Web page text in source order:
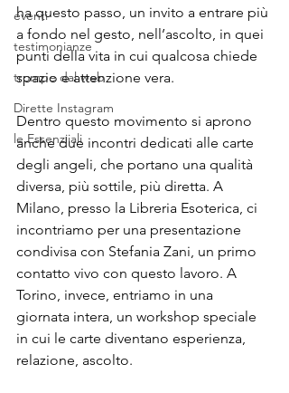
eventi
testimonianze
trompe dal web
Dirette Instagram
le Essenziiali
ha questo passo, un invito a entrare più
a fondo nel gesto, nell’ascolto, in quei
punti della vita in cui qualcosa chiede
spazio e attenzione vera.
Dentro questo movimento si aprono
anche due incontri dedicati alle carte
degli angeli, che portano una qualità
diversa, più sottile, più diretta. A
Milano, presso la Libreria Esoterica, ci
incontriamo per una presentazione
condivisa con Stefania Zani, un primo
contatto vivo con questo lavoro. A
Torino, invece, entriamo in una
giornata intera, un workshop speciale
in cui le carte diventano esperienza,
relazione, ascolto.